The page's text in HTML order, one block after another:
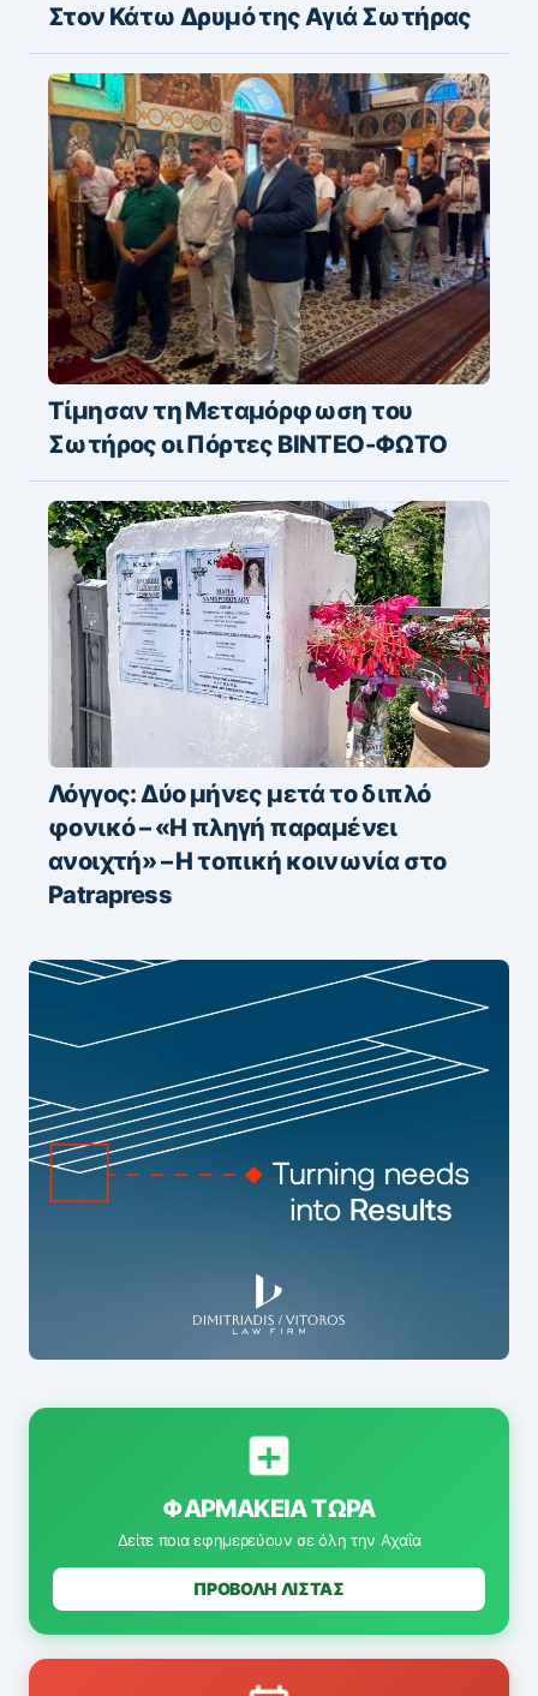
Στον Κάτω Δρυμό της Αγιά Σωτήρας
Τίμησαν τη Μεταμόρφωση του
Σωτήρος οι Πόρτες ΒΙΝΤΕΟ-ΦΩΤΟ
Λόγγος: Δύο μήνες μετά το διπλό
φονικό – «H πληγή παραμένει
ανοιχτή» – Η τοπική κοινωνία στο
Patrapress
ΦΑΡΜΑΚΕΊΑ ΤΏΡΑ
Δείτε ποια εφημερεύουν σε όλη την Αχαΐα
ΠΡΟΒΟΛΗ ΛΙΣΤΑΣ